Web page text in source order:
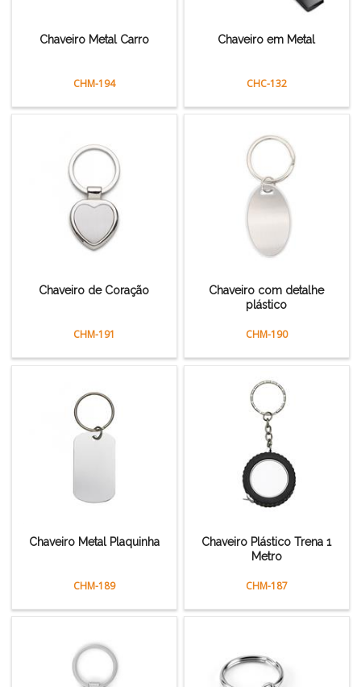
Chaveiro Metal Carro
CHM-194
Chaveiro em Metal
CHC-132
Chaveiro de Coração
CHM-191
Chaveiro com detalhe
plástico
CHM-190
Chaveiro Metal Plaquinha
CHM-189
Chaveiro Plástico Trena 1
Metro
CHM-187